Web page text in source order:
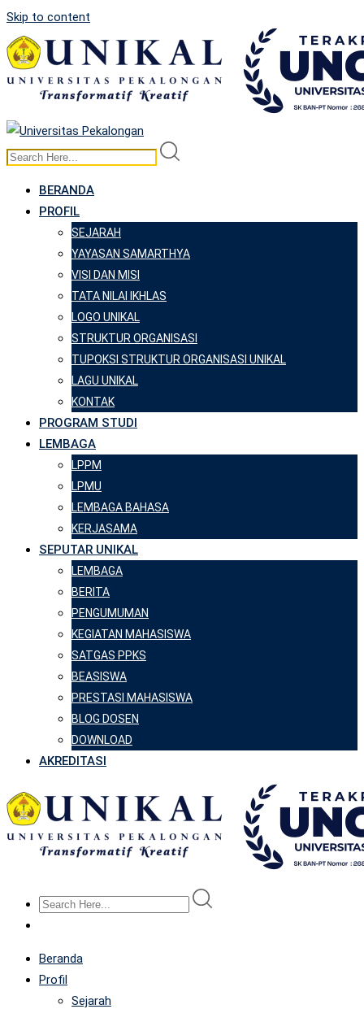
Skip to content
BERANDA
PROFIL
SEJARAH
YAYASAN SAMARTHYA
VISI DAN MISI
TATA NILAI IKHLAS
LOGO UNIKAL
STRUKTUR ORGANISASI
TUPOKSI STRUKTUR ORGANISASI UNIKAL
LAGU UNIKAL
KONTAK
PROGRAM STUDI
LEMBAGA
LPPM
LPMU
LEMBAGA BAHASA
KERJASAMA
SEPUTAR UNIKAL
LEMBAGA
BERITA
PENGUMUMAN
KEGIATAN MAHASISWA
SATGAS PPKS
BEASISWA
PRESTASI MAHASISWA
BLOG DOSEN
DOWNLOAD
AKREDITASI
Beranda
Profil
Sejarah